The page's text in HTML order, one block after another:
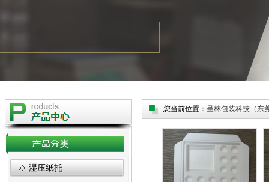
湿压纸托
您当前位置： 呈林包装科技（东